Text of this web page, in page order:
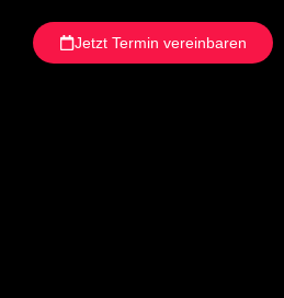
Jetzt Termin vereinbaren